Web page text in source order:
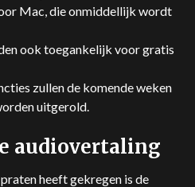
Mac, die onmiddellijk wordt
ook toegankelijk voor gratis
zullen de komende weken
uitgerold.
audiovertaling
heeft gekregen is de